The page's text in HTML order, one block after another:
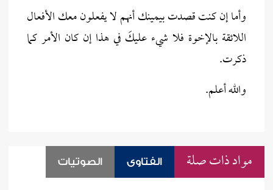
وأما إن كنت قصدت بيمينك أنهم لا يفعلون معك الأفعال
اللائقة بالإخوة فلا شيء عليكَ في هذا إن كان الأمر كما
ذكرت.
والله أعلم.
مواد ذات صلة الفتاوى الصوتيات